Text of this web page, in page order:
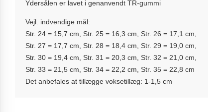
Ydersålen er lavet i genanvendt TR-gummi
Vejl. indvendige mål:
Str. 24 = 15,7 cm, Str. 25 = 16,3 cm, Str. 26 = 17,1 cm,
Str. 27 = 17,7 cm, Str. 28 = 18,4 cm, Str. 29 = 19,0 cm,
Str. 30 = 19,4 cm, Str. 31 = 20,3 cm, Str. 32 = 21,0 cm,
Str. 33 = 21,5 cm, Str. 34 = 22,2 cm, Str. 35 = 22,8 cm
Det anbefales at tillægge voksetillæg: 1-1,5 cm